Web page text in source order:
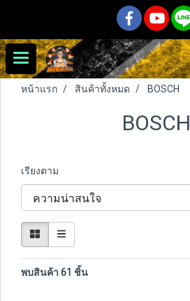
หน้าแรก สินค้าทั้งหมด BOSCH
BOSCH
เรียงตาม
พบสินค้า 61 ชิ้น